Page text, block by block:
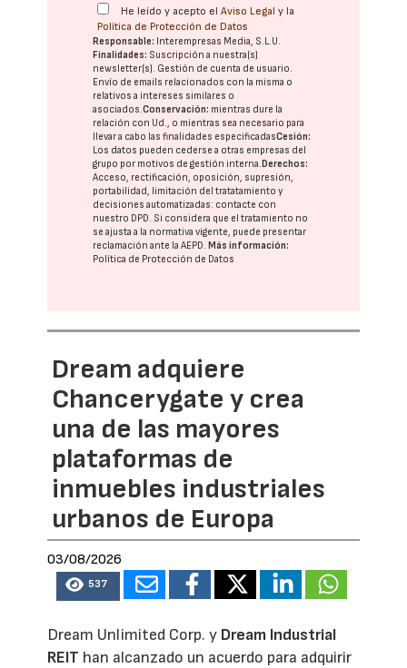
He leído y acepto elAviso Legal y la
Política de Protección de Datos
Responsable: Interempresas Media, S.L.U.
Finalidades: Suscripción a nuestra(s)
newsletter(s). Gestión de cuenta de usuario.
Envío de emails relacionados con la misma o
relativos a intereses similares o
asociados.Conservación: mientras dure la
relación con Ud., o mientras sea necesario para
llevar a cabo las finalidades especificadasCesión:
Los datos pueden cederse a otras empresas del
grupo por motivos de gestión interna. Derechos:
Acceso, rectificación, oposición, supresión,
portabilidad, limitación del tratatamiento y
decisiones automatizadas: contacte con
nuestro DPD. Si considera que el tratamiento no
se ajusta a la normativa vigente, puede presentar
reclamación ante laAEPD. Más información:
Política de Protección de Datos
Dream adquiere
Chancerygate y crea
una de las mayores
plataformas de
inmuebles industriales
urbanos de Europa
03/08/2026
537
Dream Unlimited Corp. y Dream Industrial
REIT han alcanzado un acuerdo para adquirir